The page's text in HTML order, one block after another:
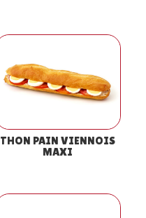
THON PAIN VIENNOIS
MAXI